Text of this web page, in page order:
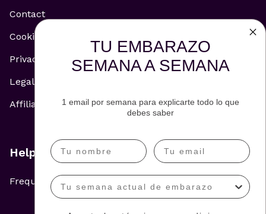
Contact
Cookie Policy
Privacy Policy
Legal Notice
Affiliate and Advertising Policy
Help
Frequently Asked Questions
TU EMBARAZO
SEMANA A SEMANA
1 email por semana para explicarte todo lo que
debes saber